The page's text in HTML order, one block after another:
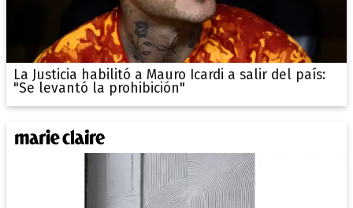
La Justicia habilitó a Mauro Icardi a salir del país:
"Se levantó la prohibición"